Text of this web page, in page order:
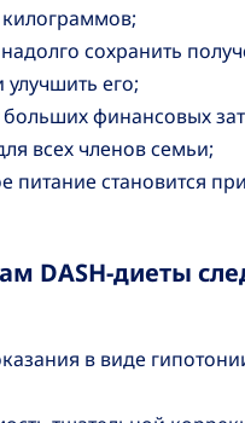
сохранить
улучшить его;
больших финансовых
всех членов семьи;
питание становится
DASH-диеты
в виде